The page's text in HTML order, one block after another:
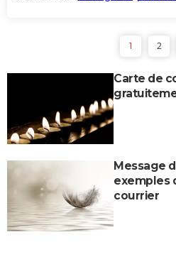
1 2
Carte de
Message
exemples
courrier